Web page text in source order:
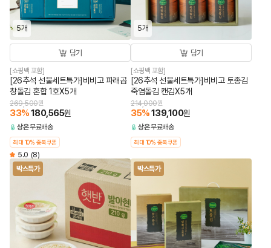
5개
담기
[쇼핑백 포함]
[26추석 선물세트특가]비비고 파래곱
창돌김 혼합 1호X5개
269,500원
33%180,565원
상온무료배송
최대 10% 중복쿠폰
5.0 (8)
5개
담기
[쇼핑백 포함]
[26추석 선물세트특가]비비고 토종김
죽염돌김 캔김X5개
214,000원
35%139,100원
상온무료배송
최대 10% 중복쿠폰
박스특가 박스특가